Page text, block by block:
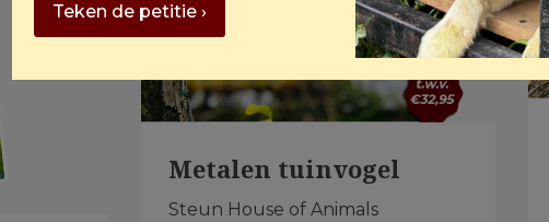
Metalen tuinvogel
Steun House of Animals
Teken de petitie ›